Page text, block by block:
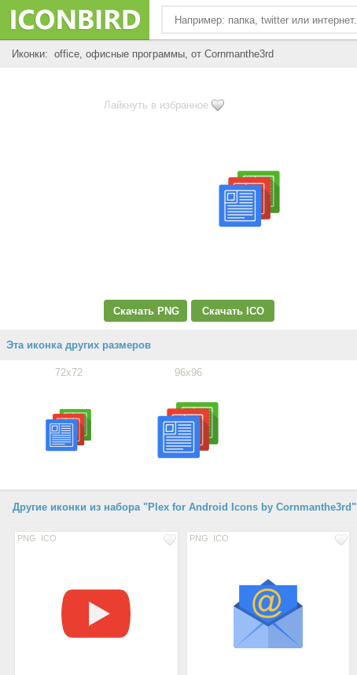
Иконки: office, офисные программы, от Cornmanthe3rd
Лайкнуть в избранное
Скачать PNG Скачать ICO
Эта иконка других размеров
72x72 96x96
Другие иконки из набора "Plex for Android Icons by Cornmanthe3rd"
PNG ICO PNG ICO